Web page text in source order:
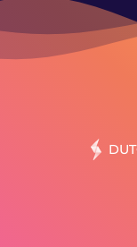
DUT